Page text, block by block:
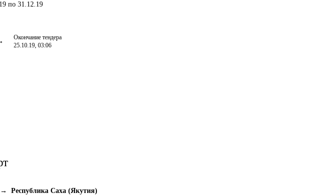
по 31.12.19
Окончание тендера
25.10.19, 03:06
→ Республика Саха (Якутия)